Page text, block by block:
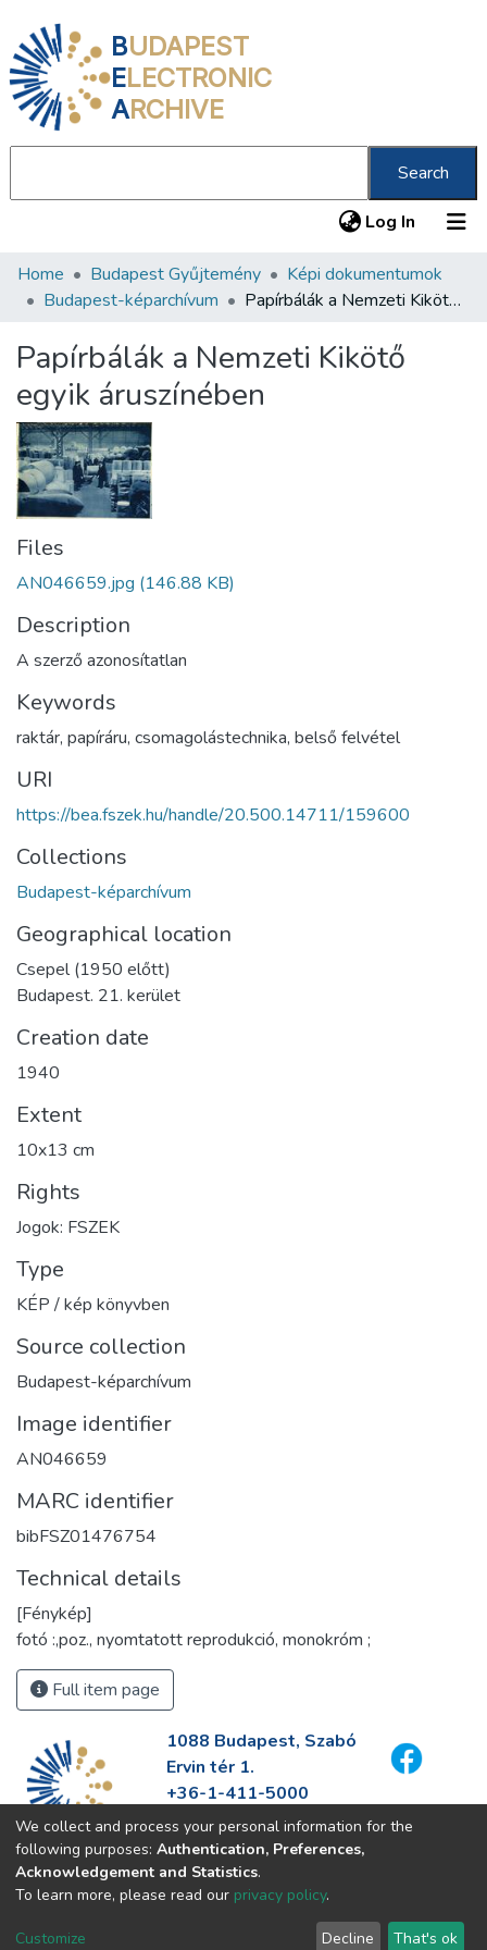
BUDAPEST
ELECTRONIC
ARCHIVE
Search
Log In (current)
Communities & Collections
Statistics
About us
Home Budapest Gyűjtemény
Képi dokumentumok
Budapest-képarchívum
Papírbálák a Nemzeti Kikötő egyik áruszínében
Papírbálák a Nemzeti Kikötő
egyik áruszínében
Files
AN046659.jpg (146.88 KB)
Description
A szerző azonosítatlan
Keywords
raktár, papíráru, csomagolástechnika, belső felvétel
URI
https://bea.fszek.hu/handle/20.500.14711/159600
Collections
Budapest-képarchívum
Geographical location
Csepel (1950 előtt)
Budapest. 21. kerület
Creation date
1940
Extent
10x13 cm
Rights
Jogok: FSZEK
Type
KÉP / kép könyvben
Source collection
Budapest-képarchívum
Image identifier
AN046659
MARC identifier
bibFSZ01476754
Technical details
[Fénykép]
fotó :,poz., nyomtatott reprodukció, monokróm ;
Full item page
1088 Budapest, Szabó
Ervin tér 1.
+36-1-411-5000
info@fszek.hu
https://fszek.hu
We collect and process your personal information for the
following purposes: Authentication, Preferences,
Acknowledgement and Statistics.
To learn more, please read our privacy policy.
Customize Decline That's ok